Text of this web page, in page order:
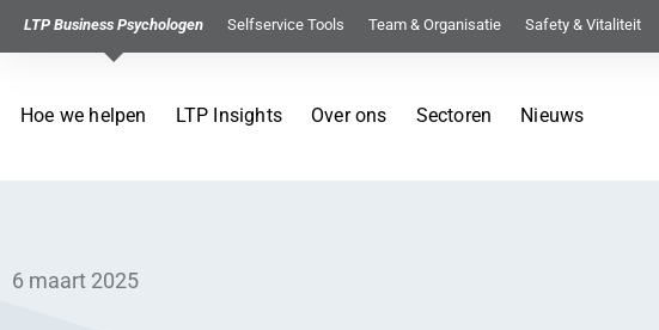
LTP Business Psychologen Selfservice Tools Team & Organisatie Safety & Vitaliteit
Hoe we helpen LTP Insights Over ons Sectoren Nieuws
6 maart 2025